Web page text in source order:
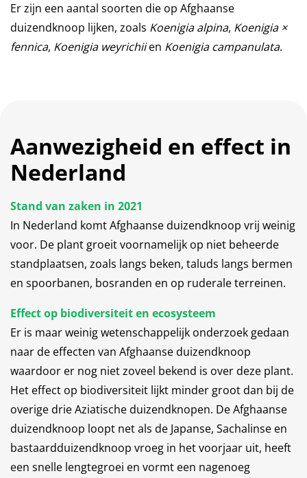
Er zijn een aantal soorten die op Afghaanse
duizendknoop lijken, zoals Koenigia alpina, Koenigia ×
fennica, Koenigia weyrichiien Koenigia campanulata.
Aanwezigheid en effect in
Nederland
Stand van zaken in 2021
In Nederland komt Afghaanse duizendknoop vrij weinig
voor. De plant groeit voornamelijk op niet beheerde
standplaatsen, zoals langs beken, taluds langs bermen
en spoorbanen, bosranden en op ruderale terreinen.
Effect op biodiversiteit en ecosysteem
Er is maar weinig wetenschappelijk onderzoek gedaan
naar de effecten van Afghaanse duizendknoop
waardoor er nog niet zoveel bekend is over deze plant.
Het effect op biodiversiteit lijkt minder groot dan bij de
overige drie Aziatische duizendknopen. De Afghaanse
duizendknoop loopt net als de Japanse, Sachalinse en
bastaardduizendknoop vroeg in het voorjaar uit, heeft
een snelle lengtegroei en vormt een nagenoeg